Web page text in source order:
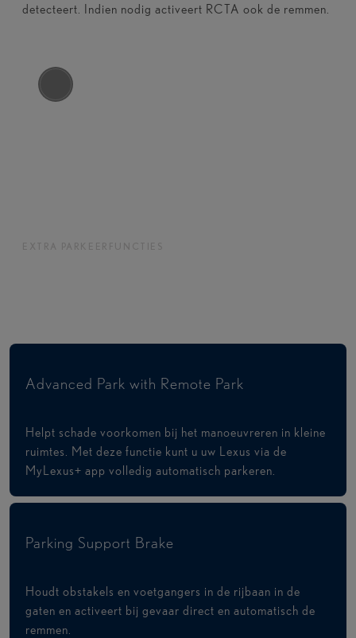
detecteert. Indien nodig activeert RCTA ook de remmen.
Advanced Park with Remote Park
Helpt schade voorkomen bij het manoeuvreren in kleine
ruimtes. Met deze functie kunt u uw Lexus via de
MyLexus+ app volledig automatisch parkeren.
Parking Support Brake
Houdt obstakels en voetgangers in de rijbaan in de
gaten en activeert bij gevaar direct en automatisch de
remmen.